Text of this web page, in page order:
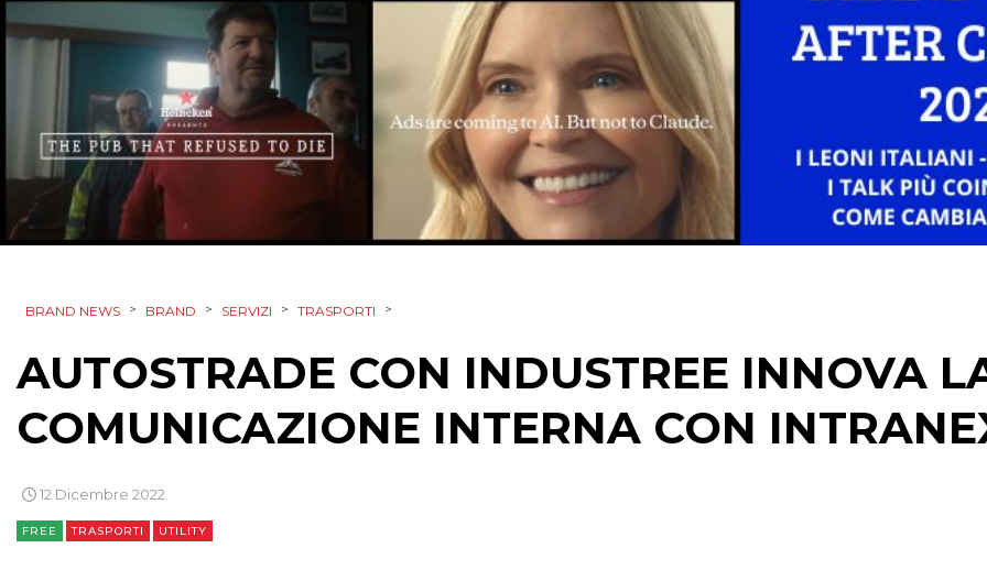
CINEMA
DIGITALE
EDITORIA
ESTERNA
BRAND NEWS > BRAND > SERVIZI > TRASPORTI >
AUTOSTRADE CON INDUSTREE INNOVA
COMUNICAZIONE INTERNA CON
12 Dicembre 2022
FREE TRASPORTI UTILITY